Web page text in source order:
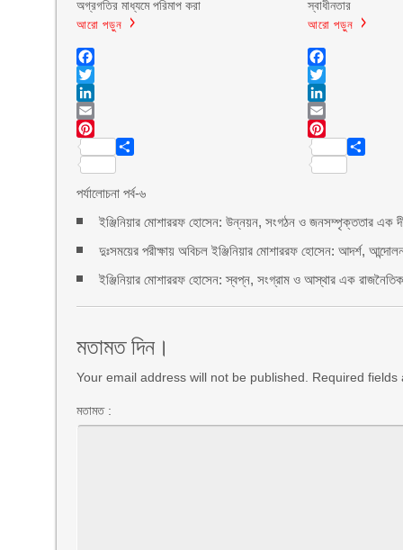
অগ্রগতির মাধ্যমে পরিমাপ করা
আরো পড়ুন
Facebook
Twitter
LinkedIn
Email
Pinterest
স্বাধীনতার
আরো পড়ুন
Facebook
Twitter
LinkedIn
Email
Pinterest
পর্যালোচনা পর্ব-৬
ইঞ্জিনিয়ার মোশাররফ হোসেন: উন্নয়ন, সংগঠন ও জনসম্পৃক্ততার এক
দুঃসময়ের পরীক্ষায় অবিচল ইঞ্জিনিয়ার মোশাররফ হোসেন: আদর্শ,
ইঞ্জিনিয়ার মোশাররফ হোসেন: স্বপ্ন, সংগ্রাম ও আস্থার এক
মতামত দিন।
Your email address will not be published. Required fields
মতামত :